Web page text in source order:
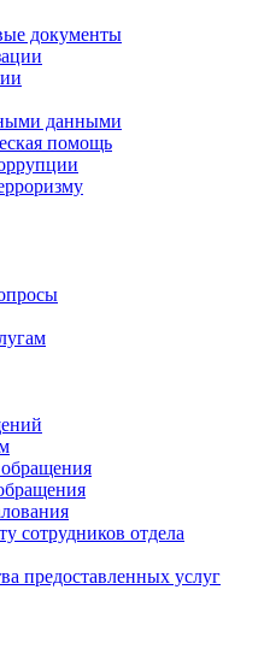
документы
данными
помощь
сотрудников отдела
предоставленных услуг